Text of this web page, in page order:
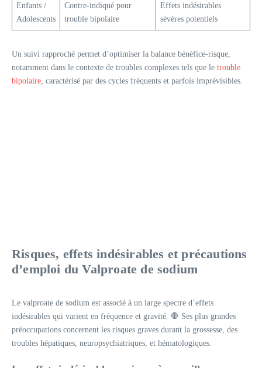
Enfants /
Adolescents
Contre-indiqué pour
trouble bipolaire
Effets indésirables
sévères potentiels
Un suivi rapproché permet d’optimiser la balance bénéfice-risque,
notamment dans le contexte de troubles complexes tels que le trouble
bipolaire, caractérisé par des cycles fréquents et parfois imprévisibles.
Risques, effets indésirables et précautions
d’emploi du Valproate de sodium
Le valproate de sodium est associé à un large spectre d’effets
indésirables qui varient en fréquence et gravité. 🛑 Ses plus grandes
préoccupations concernent les risques graves durant la grossesse, des
troubles hépatiques, neuropsychiatriques, et hématologiques.